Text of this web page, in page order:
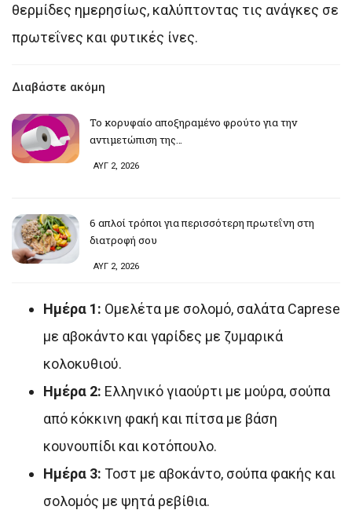
θερμίδες ημερησίως, καλύπτοντας τις ανάγκες σε
πρωτεΐνες και φυτικές ίνες.
Διαβάστε ακόμη
Το κορυφαίο αποξηραμένο φρούτο για την
αντιμετώπιση της…
ΑΥΓ 2, 2026
6 απλοί τρόποι για περισσότερη πρωτεΐνη στη
διατροφή σου
ΑΥΓ 2, 2026
Ημέρα 1: Ομελέτα με σολομό, σαλάτα Caprese
με αβοκάντο και γαρίδες με ζυμαρικά
κολοκυθιού.
Ημέρα 2: Ελληνικό γιαούρτι με μούρα, σούπα
από κόκκινη φακή και πίτσα με βάση
κουνουπίδι και κοτόπουλο.
Ημέρα 3: Τοστ με αβοκάντο, σούπα φακής και
σολομός με ψητά ρεβίθια.